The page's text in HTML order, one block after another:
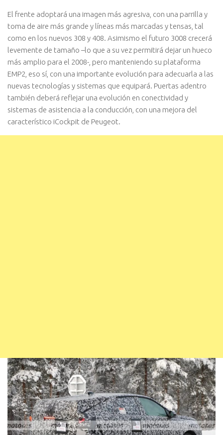
El frente adoptará una imagen más agresiva, con una parrilla y
toma de aire más grande y líneas más marcadas y tensas, tal
como en los nuevos 308 y 408. Asimismo el futuro 3008 crecerá
levemente de tamaño –lo que a su vez permitirá dejar un hueco
más amplio para el 2008-, pero manteniendo su plataforma
EMP2, eso sí, con una importante evolución para adecuarla a las
nuevas tecnologías y sistemas que equipará. Puertas adentro
también deberá reflejar una evolución en conectividad y
sistemas de asistencia a la conducción, con una mejora del
característico iCockpit de Peugeot.